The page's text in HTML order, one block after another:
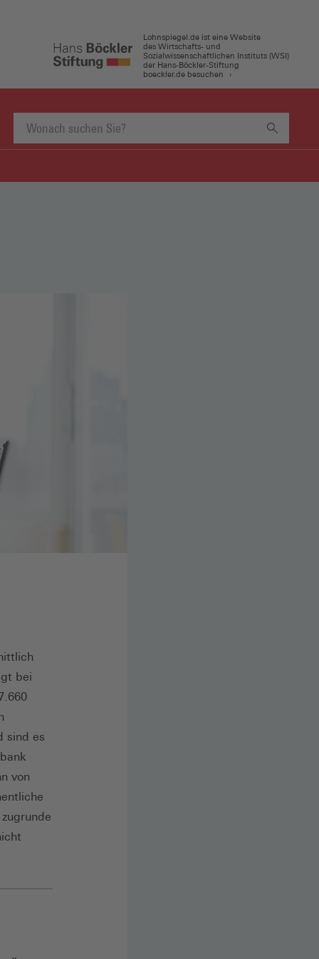
Lohnspiegel.de ist eine Website
des Wirtschafts- und
Sozialwissenschaftlichen Instituts (WSI)
der Hans-Böckler-Stiftung
boeckler.de besuchen
Suchbegriff
bei
sind es
von